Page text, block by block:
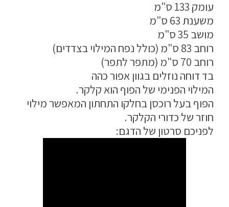
עומק 133 ס"מ
משענת 63 ס"מ
מושב 35 ס"מ
רוחב 83 ס"מ (כולל נפח המילוי בצדדים)
רוחב 70 ס"מ (מתפר לתפר)
בד דוחה נוזלים בגוון אפור כהה
המילוי הפנימי של הפוף הוא קלקר.
הפוף בעל רוכסן בחלקו התחתון המאפשר מילוי
חוזר של כדורי הקלקר.
לפניכם סרטון של הדגם: